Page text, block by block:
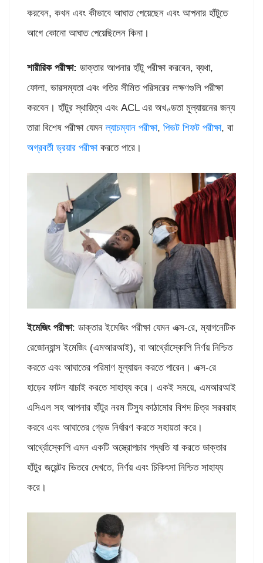
করবেন, কখন এবং কীভাবে আঘাত পেয়েছেন এবং আপনার হাঁটুতে
আগে কোনো আঘাত পেয়েছিলেন কিনা।
শারীরিক পরীক্ষা: ডাক্তার আপনার হাঁটু পরীক্ষা করবেন, ব্যথা,
ফোলা, ভারসম্যতা এবং গতির সীমিত পরিসরের লক্ষণগুলি পরীক্ষা
করবেন। হাঁটুর স্থায়িত্ব এবং ACL এর অখণ্ডতা মূল্যায়নের জন্য
তারা বিশেষ পরীক্ষা যেমনল্যাচম্যান পরীক্ষা, পিভট শিফট পরীক্ষা, বা
অগ্রবর্তী ড্রয়ার পরীক্ষাকরতে পারে।
ইমেজিং পরীক্ষা: ডাক্তার ইমেজিং পরীক্ষা যেমন এক্স-রে, ম্যাগনেটিক
রেজোন্যান্স ইমেজিং (এমআরআই), বা আর্থ্রোস্কোপি নির্ণয় নিশ্চিত
করতে এবং আঘাতের পরিমাণ মূল্যায়ন করতে পারেন। এক্স-রে
হাড়ের ফাটল যাচাই করতে সাহায্য করে। একই সময়ে, এমআরআই
এসিএল সহ আপনার হাঁটুর নরম টিস্যু কাঠামোর বিশদ চিত্র সরবরাহ
করবে এবং আঘাতের গ্রেড নির্ধারণ করতে সহায়তা করে।
আর্থ্রোস্কোপি এমন একটি অস্ত্রোপচার পদ্ধতি যা করতে ডাক্তার
হাঁটুর জয়েন্টর ভিতরে দেখতে, নির্ণয় এবং চিকিৎসা নিশ্চিত সাহায্য
করে।